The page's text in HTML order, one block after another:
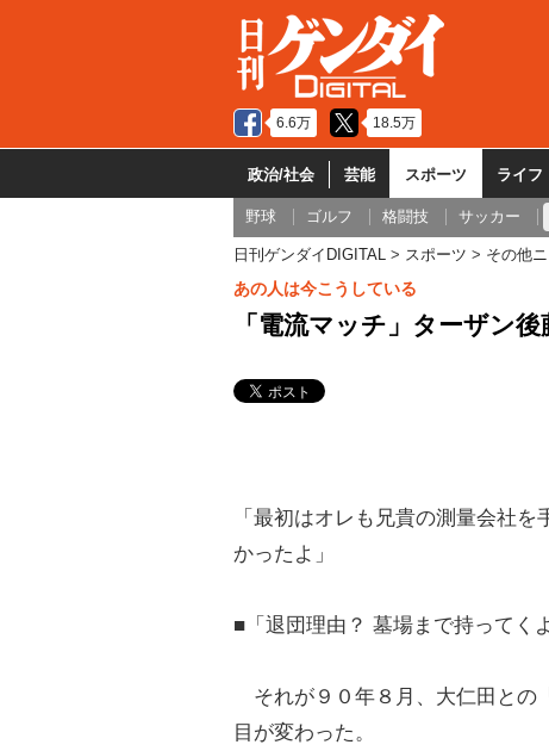
6.6万 18.5万
政治/社会 芸能 スポーツ ライフ
野球 ゴルフ 格闘技 サッカー
日刊ゲンダイDIGITAL スポーツ その他
あの人は今こうしている
「電流マッチ」ターザン
「最初はオレも兄貴の測量会社
かったよ」
■「退団理由？ 墓場まで持ってくよ
それが９０年８月、大仁田との
目が変わった。